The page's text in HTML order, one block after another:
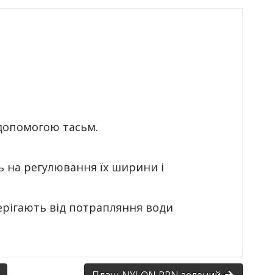
тасьм.
регулювання їх ширини і
від потрапляння води